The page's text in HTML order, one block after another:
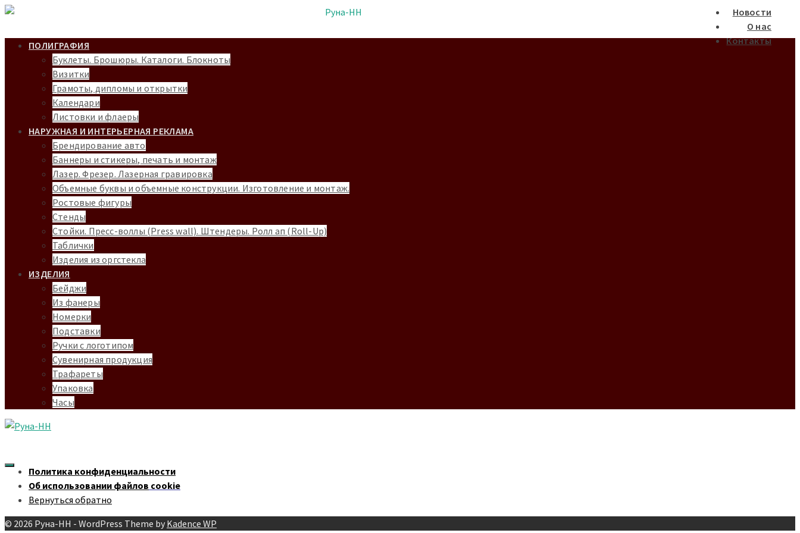
Новости
О нас
Контакты
ПОЛИГРАФИЯ
Буклеты. Брошюры. Каталоги. Блокноты
Визитки
Грамоты, дипломы и открытки
Календари
Листовки и флаеры
НАРУЖНАЯ И ИНТЕРЬЕРНАЯ РЕКЛАМА
Брендирование авто
Баннеры и стикеры, печать и монтаж
Лазер. Фрезер. Лазерная гравировка
Объемные буквы и объемные конструкции. Изготовление и монтаж.
Ростовые фигуры
Cтенды
Стойки. Пресс-воллы (Press wall). Штендеры. Ролл ап (Roll-Up)
Таблички
Изделия из оргстекла
ИЗДЕЛИЯ
Бейджи
Из фанеры
Номерки
Подставки
Ручки с логотипом
Сувенирная продукция
Трафареты
Упаковка
Часы
Политика конфиденциальности
Об использовании файлов cookie
Вернуться обратно
© 2026 Руна-НН - WordPress Theme by Kadence WP